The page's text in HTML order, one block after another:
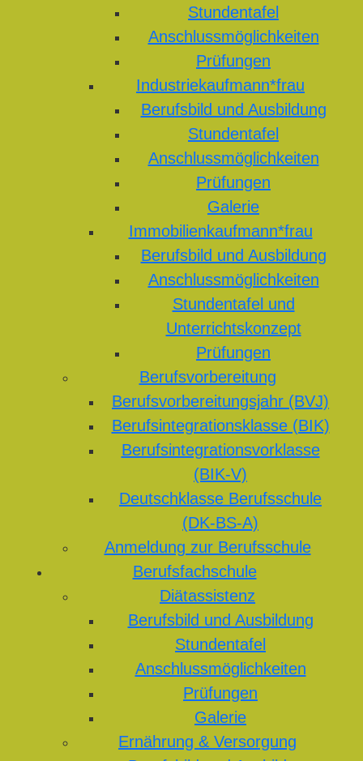
Stundentafel
Anschlussmöglichkeiten
Prüfungen
Industriekaufmann*frau
Berufsbild und Ausbildung
Stundentafel
Anschlussmöglichkeiten
Prüfungen
Galerie
Immobilienkaufmann*frau
Berufsbild und Ausbildung
Anschlussmöglichkeiten
Stundentafel und
Unterrichtskonzept
Prüfungen
Berufsvorbereitung
Berufsvorbereitungsjahr (BVJ)
Berufsintegrationsklasse (BIK)
Berufsintegrationsvorklasse
(BIK-V)
Deutschklasse Berufsschule
(DK-BS-A)
Anmeldung zur Berufsschule
Berufsfachschule
Diätassistenz
Berufsbild und Ausbildung
Stundentafel
Anschlussmöglichkeiten
Prüfungen
Galerie
Ernährung & Versorgung